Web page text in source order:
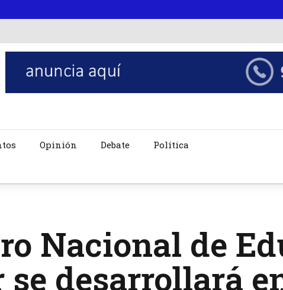
Opinión Debate Política
Nacional de
se desarrollará